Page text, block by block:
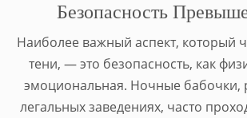
Безопасность
Наиболее важный аспект, который
тени, — это безопасность, как
эмоциональная. Ночные бабочки,
легальных заведениях, часто